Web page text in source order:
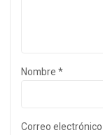
Nombre*
Correo electrónico